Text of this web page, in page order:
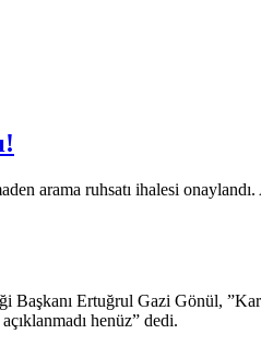
arama ruhsatı ihalesi
Başkanı Ertuğrul Gazi Gönül,
henüz” dedi.